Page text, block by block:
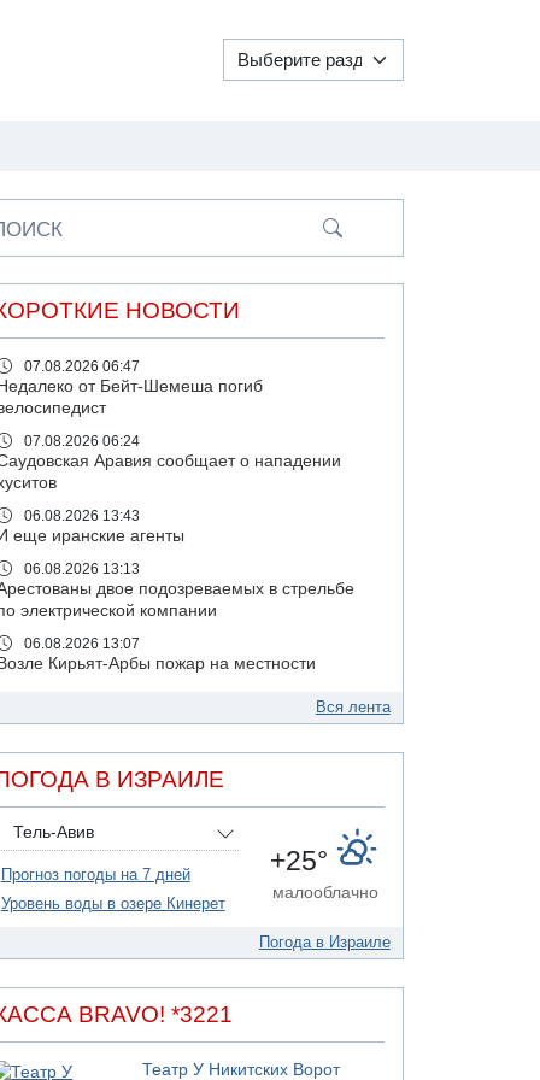
НОВОСТИ
07.08.2026 06:47
Недалеко от Бейт-Шемеша погиб
07.08.2026 06:24
Аравия сообщает о нападении
06.08.2026 13:43
И еще иранские агенты
06.08.2026 13:13
двое подозреваемых в стрельбе
электрической компании
06.08.2026 13:07
Возле Кирьят-Арбы пожар на местности
США не будут давить на Израиль в вопросе
06.08.2026 11:41
подростков ограбили сексшоп в Холоне
06.08.2026 08:45
Взрыв в Северном Тель-Авиве
06.08.2026 08:11
Украинская атака на российский НПЗ
Израиль провел испытания системы
05.08.2026 18:28
призывает израильтян срочно сдавать
Вся лента
В ИЗРАИЛЕ
Тель-Авив
Прогноз погоды на 7 дней
Уровень воды в озере Кинерет
+25°
малооблачно
Погода в Израиле
BRAVO! *3221
Театр У Никитских Ворот